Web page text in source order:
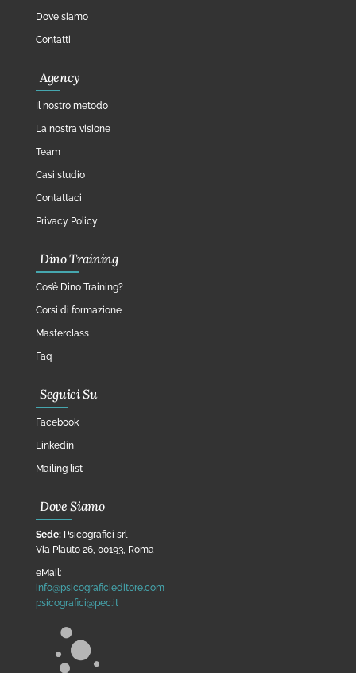
Dove siamo
Contatti
Agency
Il nostro metodo
La nostra visione
Team
Casi studio
Contattaci
Privacy Policy
Dino Training
Cos’è Dino Training?
Corsi di formazione
Masterclass
Faq
Seguici Su
Facebook
Linkedin
Mailing list
Dove Siamo
Sede: Psicografici srl
Via Plauto 26, 00193, Roma
eMail:
info@psicograficieditore.com
psicografici@pec.it